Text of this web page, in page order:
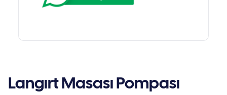
Langırt Masası Pompası